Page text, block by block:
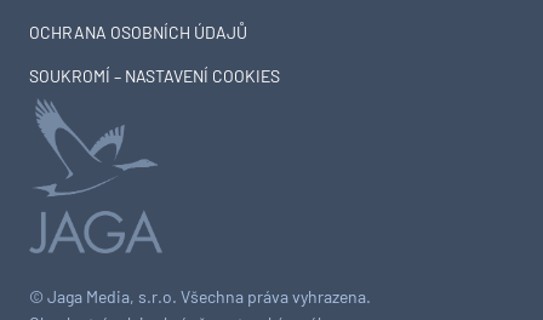
© Jaga Media, s.r.o. Všechna práva vyhrazena.
OCHRANA OSOBNÍCH ÚDAJŮ
SOUKROMÍ – NASTAVENÍ COOKIES